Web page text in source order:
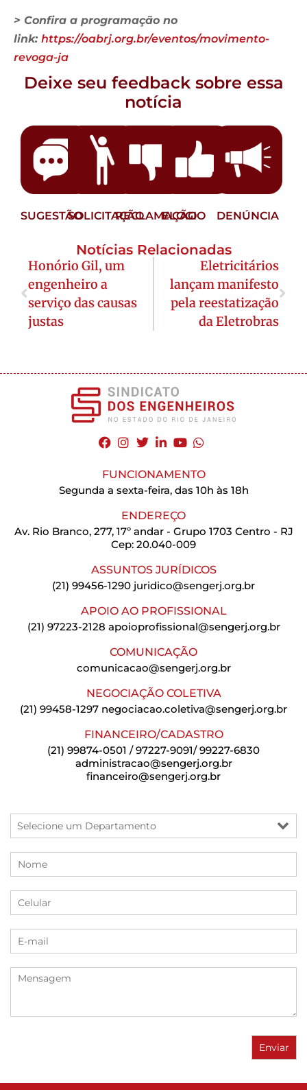
> Confira a programação no
link: https://oabrj.org.br/eventos/movimento-
revoga-ja
Deixe seu feedback sobre essa
notícia
SUGESTÃOSOLICITAÇÃORECLAMAÇÃO
ELOGIO DENÚNCIA
Notícias Relacionadas
Honório Gil, um
engenheiro a
serviço das causas
justas
Eletricitários
lançam manifesto
pela reestatização
da Eletrobras
FUNCIONAMENTO
Segunda a sexta-feira, das 10h às 18h
ENDEREÇO
Av. Rio Branco, 277, 17º andar - Grupo 1703 Centro - RJ
Cep: 20.040-009
ASSUNTOS JURÍDICOS
(21) 99456-1290 juridico@sengerj.org.br
APOIO AO PROFISSIONAL
(21) 97223-2128 apoioprofissional@sengerj.org.br
COMUNICAÇÃO
comunicacao@sengerj.org.br
NEGOCIAÇÃO COLETIVA
(21) 99458-1297 negociacao.coletiva@sengerj.org.br
FINANCEIRO/CADASTRO
(21) 99874-0501 / 97227-9091/ 99227-6830
administracao@sengerj.org.br
financeiro@sengerj.org.br